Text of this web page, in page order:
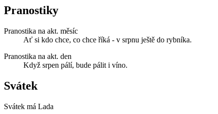
Pranostiky
Pranostika na akt. měsíc
Ať si kdo chce, co chce říká - v srpnu ještě do rybníka.
Pranostika na akt. den
Když srpen pálí, bude pálit i víno.
Svátek
Svátek má Lada